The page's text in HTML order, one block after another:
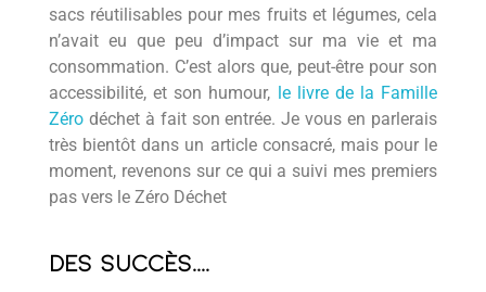
Cosmétiques
L’éco-dico
La bouquinerie
Podcasts
CONTACT
0 items 0,00 €
sacs réutilisables pour mes fruits et légumes, cela
n’avait eu que peu d’impact sur ma vie et ma
consommation. C’est alors que, peut-être pour son
accessibilité, et son humour, le livre de la Famille
Zéro déchet à fait son entrée. Je vous en parlerais
très bientôt dans un article consacré, mais pour le
moment, revenons sur ce qui a suivi mes premiers
pas vers le Zéro Déchet
Des succès....